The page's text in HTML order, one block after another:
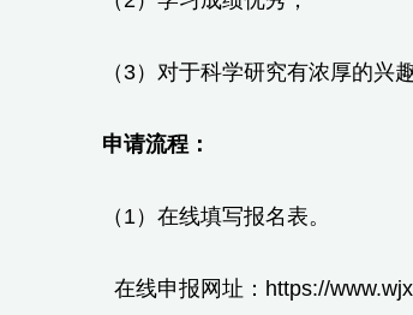
（3）对于科学研究有浓厚的兴
申请流程：
（1）在线填写报名表。
在线申报网址：https://